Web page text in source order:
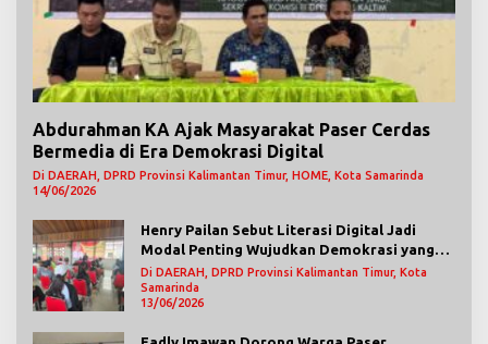
Abdurahman KA Ajak Masyarakat Paser Cerdas
Bermedia di Era Demokrasi Digital
Di DAERAH, DPRD Provinsi Kalimantan Timur, HOME, Kota Samarinda
14/06/2026
Henry Pailan Sebut Literasi Digital Jadi
Modal Penting Wujudkan Demokrasi yang
Lebih Terbuka
Di DAERAH, DPRD Provinsi Kalimantan Timur, Kota
Samarinda
13/06/2026